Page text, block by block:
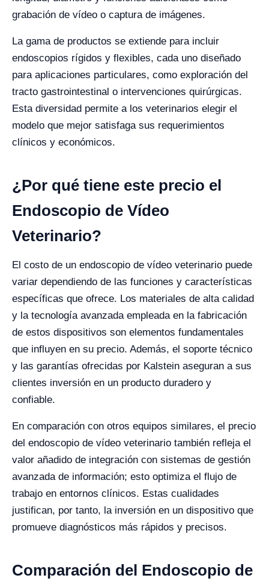
grabación de vídeo o captura de imágenes.
La gama de productos se extiende para incluir
endoscopios rígidos y flexibles, cada uno diseñado
para aplicaciones particulares, como exploración del
tracto gastrointestinal o intervenciones quirúrgicas.
Esta diversidad permite a los veterinarios elegir el
modelo que mejor satisfaga sus requerimientos
clínicos y económicos.
¿Por qué tiene este precio el
Endoscopio de Vídeo
Veterinario?
El costo de un endoscopio de vídeo veterinario puede
variar dependiendo de las funciones y características
específicas que ofrece. Los materiales de alta calidad
y la tecnología avanzada empleada en la fabricación
de estos dispositivos son elementos fundamentales
que influyen en su precio. Además, el soporte técnico
y las garantías ofrecidas por Kalstein aseguran a sus
clientes inversión en un producto duradero y
confiable.
En comparación con otros equipos similares, el precio
del endoscopio de vídeo veterinario también refleja el
valor añadido de integración con sistemas de gestión
avanzada de información; esto optimiza el flujo de
trabajo en entornos clínicos. Estas cualidades
justifican, por tanto, la inversión en un dispositivo que
promueve diagnósticos más rápidos y precisos.
Comparación del Endoscopio de